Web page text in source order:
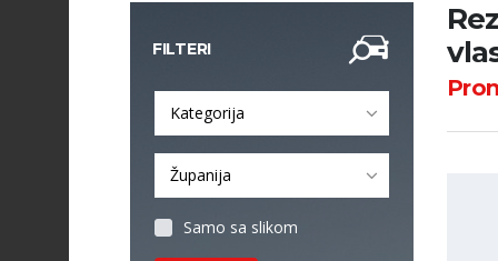
FILTERI
Kategorija
Županija
Samo sa slikom